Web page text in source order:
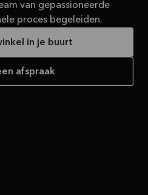
van gepassioneerde
proces begeleiden.
in je buurt
afspraak